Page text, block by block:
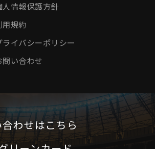
人情報保護方針
用規約
ライバシーポリシー
問い合わせ
わせはこちら